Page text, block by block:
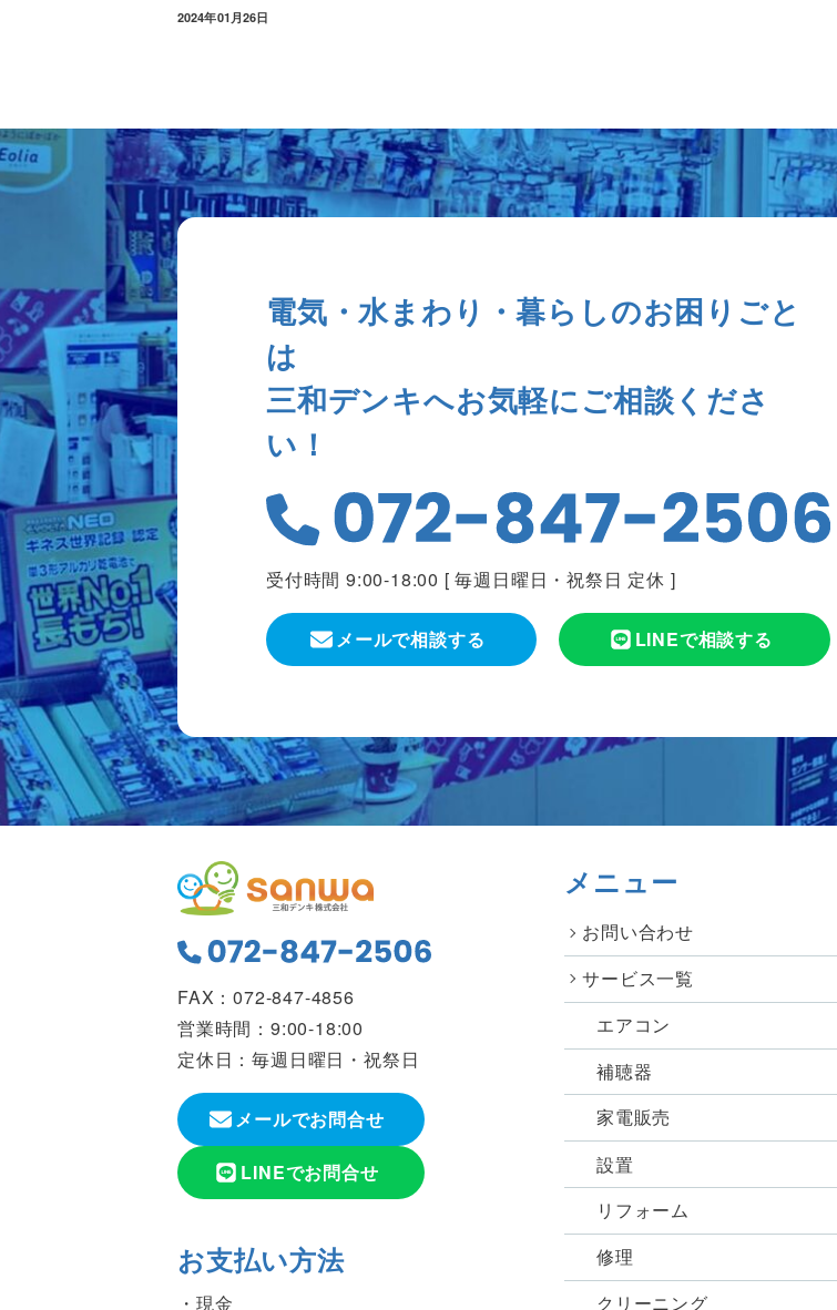
2024年01月26日
電気・水まわり・暮らしのお困りごと
は
三和デンキへお気軽にご相談くださ
い！
受付時間 9:00-18:00 [毎週日曜日・祝祭日 定休 ]
メールで相談する LINEで相談する
FAX：072-847-4856
営業時間：9:00-18:00
定休日：毎週日曜日・祝祭日
メールでお問合せ
LINEでお問合せ
お支払い方法
現金
メニュー
お問い合わせ
サービス一覧
エアコン
補聴器
家電販売
設置
リフォーム
修理
クリーニング